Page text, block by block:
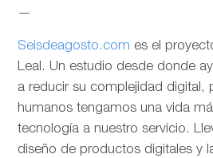
—
Seisdeagosto.com es el
Leal. Un estudio desde donde
a reducir su complejidad digital,
humanos tengamos una vida
tecnología a nuestro servicio.
diseño de productos digitales y